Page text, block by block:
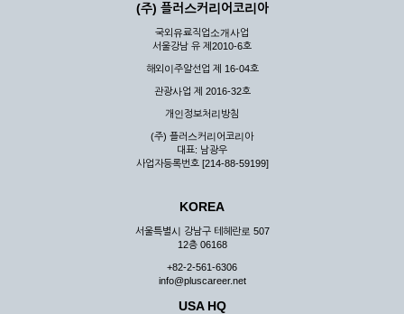
(주) 플러스커리어코리아
국외유료직업소개사업
서울강남 유 제2010-6호
해외이주알선업 제 16-04호
관광사업 제 2016-32호
개인정보처리방침
(주) 플러스커리어코리아
대표: 남광우
사업자등록번호 [214-88-59199]
KOREA
서울특별시 강남구 테헤란로 507
12층 06168
+82-2-561-6306
info@pluscareer.net
USA HQ